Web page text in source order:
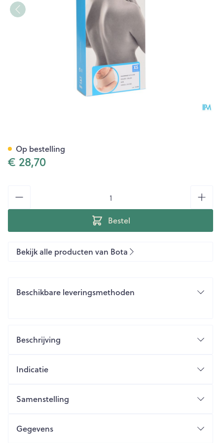
€ 28,70
Bestel
Op bestelling
Bekijk alle producten van Bota
Beschikbare leveringsmethoden
Beschrijving
Indicatie
Samenstelling
Gegevens